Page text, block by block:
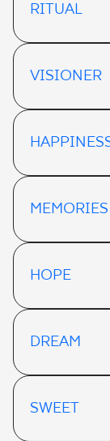
RITUAL
VISIONER
MEMORIES
HOPE
DREAM
SWEET